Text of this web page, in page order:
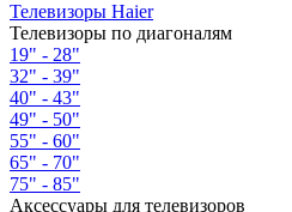
Телевизоры Haier
Телевизоры по диагоналям
19" - 28"
32" - 39"
40" - 43"
49" - 50"
55" - 60"
65" - 70"
75" - 85"
Аксессуары для телевизоров